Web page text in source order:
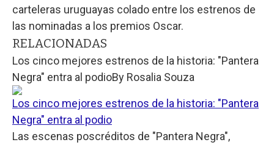
carteleras uruguayas colado entre los estrenos de
las nominadas a los premios Oscar.
RELACIONADAS
Los cinco mejores estrenos de la historia: "Pantera
Negra" entra al podioBy Rosalia Souza
Los cinco mejores estrenos de la historia: "Pantera
Negra" entra al podio
Las escenas poscréditos de "Pantera Negra",